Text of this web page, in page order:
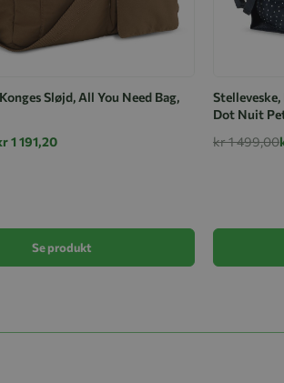
Sløjd, All You Need Bag,
1 191,20
Se produkt
Stelleveske,
Dot Nuit
kr 1 499,00